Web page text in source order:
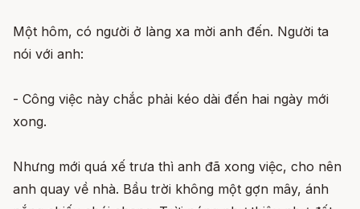
Một hôm, có người ở làng xa mời anh đến. Người ta
nói với anh:
- Công việc này chắc phải kéo dài đến hai ngày mới
xong.
Nhưng mới quá xế trưa thì anh đã xong việc, cho nên
anh quay về nhà. Bầu trời không một gợn mây, ánh